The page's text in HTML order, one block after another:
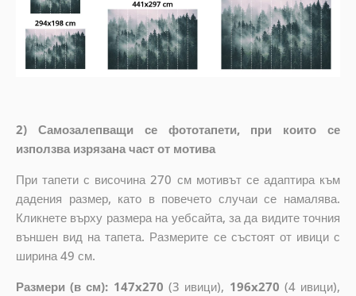
2) Самозалепващи се фототапети, при които се
използва изрязана част от мотива
При тапети с височина 270 см мотивът се адаптира към
дадения размер, като в повечето случаи се намалява.
Кликнете върху размера на уебсайта, за да видите точния
външен вид на тапета. Размерите се състоят от ивици с
ширина 49 см.
Размери (в см): 147x270 (3 ивици), 196x270 (4 ивици),